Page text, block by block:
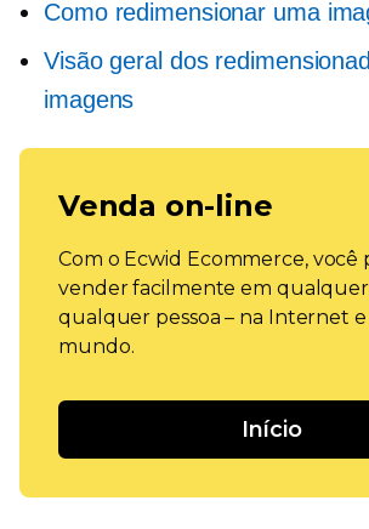
Como redimensionar uma
Visão geral dos
imagens
Venda on-line
Com o Ecwid Ecommerce, você
vender facilmente em
qualquer pessoa – na Internet
mundo.
Início